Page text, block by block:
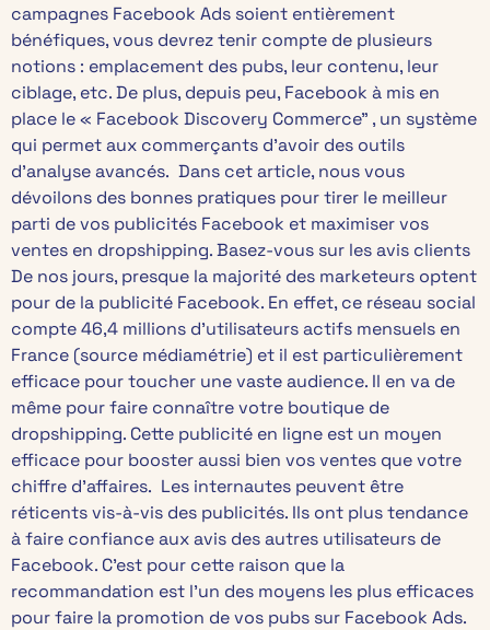
campagnes Facebook Ads soient entièrement
bénéfiques, vous devrez tenir compte de plusieurs
notions : emplacement des pubs, leur contenu, leur
ciblage, etc. De plus, depuis peu, Facebook à mis en
place le « Facebook Discovery Commerce” , un système
qui permet aux commerçants d’avoir des outils
d’analyse avancés. Dans cet article, nous vous
dévoilons des bonnes pratiques pour tirer le meilleur
parti de vos publicités Facebook et maximiser vos
ventes en dropshipping. Basez-vous sur les avis clients
De nos jours, presque la majorité des marketeurs optent
pour de la publicité Facebook. En effet, ce réseau social
compte 46,4 millions d’utilisateurs actifs mensuels en
France (source médiamétrie) et il est particulièrement
efficace pour toucher une vaste audience. Il en va de
même pour faire connaître votre boutique de
dropshipping. Cette publicité en ligne est un moyen
efficace pour booster aussi bien vos ventes que votre
chiffre d’affaires. Les internautes peuvent être
réticents vis-à-vis des publicités. Ils ont plus tendance
à faire confiance aux avis des autres utilisateurs de
Facebook. C’est pour cette raison que la
recommandation est l’un des moyens les plus efficaces
pour faire la promotion de vos pubs sur Facebook Ads.